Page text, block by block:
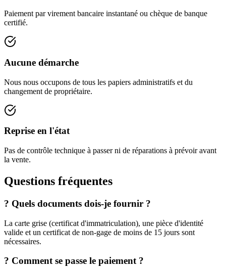
Paiement par virement bancaire instantané ou chèque de banque
certifié.
Aucune démarche
Nous nous occupons de tous les papiers administratifs et du
changement de propriétaire.
Reprise en l'état
Pas de contrôle technique à passer ni de réparations à prévoir avant
la vente.
Questions fréquentes
? Quels documents dois-je fournir ?
La carte grise (certificat d'immatriculation), une pièce d'identité
valide et un certificat de non-gage de moins de 15 jours sont
nécessaires.
? Comment se passe le paiement ?